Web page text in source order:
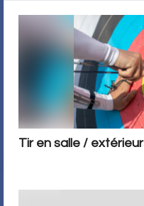
Tir en salle / extérieur